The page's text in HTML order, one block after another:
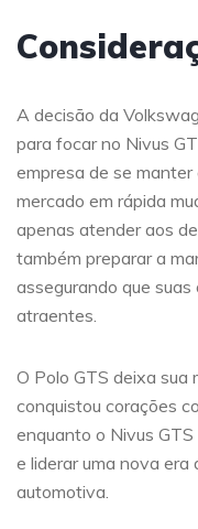
A decisão da
para focar no Nivus
empresa de se
mercado em rápida
apenas atender aos
também preparar a
assegurando que
atraentes.
O Polo GTS deixa sua
conquistou corações
enquanto o Nivus
e liderar uma nova era
automotiva.